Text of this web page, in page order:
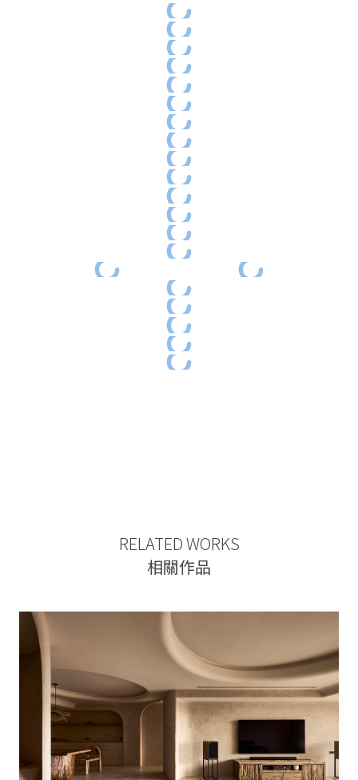
RELATED WORKS
相關作品